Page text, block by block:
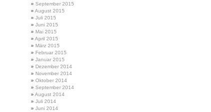
September 2015
August 2015
Juli 2015
Juni 2015
Mai 2015
April 2015
März 2015
Februar 2015
Januar 2015
Dezember 2014
November 2014
Oktober 2014
September 2014
August 2014
Juli 2014
Juni 2014